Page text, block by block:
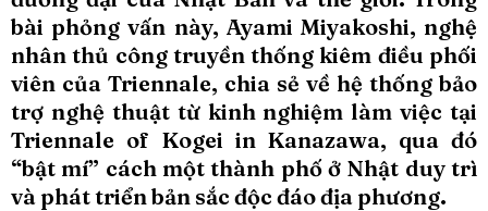
bài phỏng vấn này, Ayami Miyakoshi, nghệ
nhân thủ công truyền thống kiêm điều phối
viên của Triennale, chia sẻ về hệ thống bảo
trợ nghệ thuật từ kinh nghiệm làm việc tại
Triennale of Kogei in Kanazawa, qua đó
“bật mí” cách một thành phố ở Nhật duy trì
và phát triển bản sắc độc đáo địa phương.